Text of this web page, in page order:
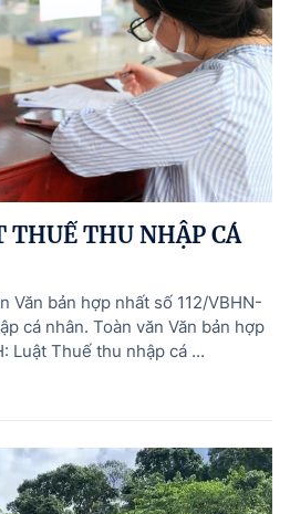
THUẾ THU NHẬP CÁ
Văn bản hợp nhất số 112/VBHN-
cá nhân. Toàn văn Văn bản hợp
Luật Thuế thu nhập cá ...